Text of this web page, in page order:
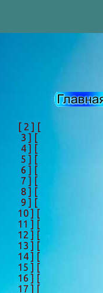
[ 2 ] [
3 ] [
4 ] [
5 ] [
6 ] [
7 ] [
8 ] [
9 ] [
10 ] [
11 ] [
12 ] [
13 ] [
14 ] [
15 ] [
16 ] [
17 ] [